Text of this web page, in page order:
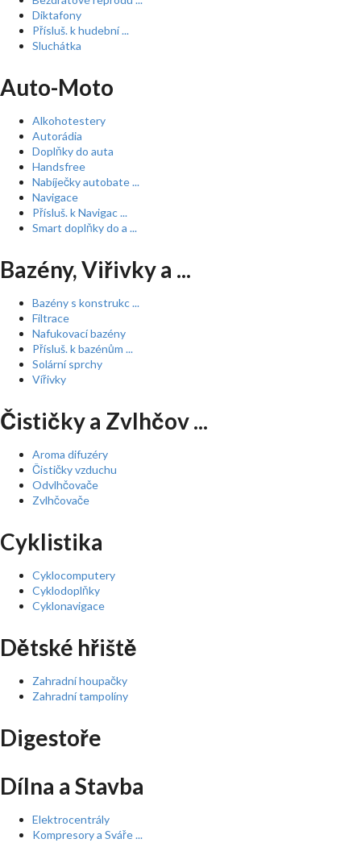
Diktafony
Přísluš. k hudební ...
Sluchátka
Auto-Moto
Alkohotestery
Autorádia
Doplňky do auta
Handsfree
Nabíječky autobate ...
Navigace
Přísluš. k Navigac ...
Smart doplňky do a ...
Bazény, Viřivky a ...
Bazény s konstrukc ...
Filtrace
Nafukovací bazény
Přísluš. k bazénům ...
Solární sprchy
Vířivky
Čističky a Zvlhčov ...
Aroma difuzéry
Čističky vzduchu
Odvlhčovače
Zvlhčovače
Cyklistika
Cyklocomputery
Cyklodoplňky
Cyklonavigace
Dětské hřiště
Zahradní houpačky
Zahradní tampolíny
Digestoře
Dílna a Stavba
Elektrocentrály
Kompresory a Sváře ...